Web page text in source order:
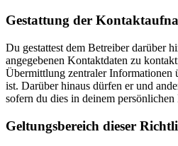
Gestattung der
Du gestattest dem Betreiber darüber
angegebenen Kontaktdaten zu
Übermittlung zentraler Informationen
ist. Darüber hinaus dürfen er und
sofern du dies in deinem persönlichen
Geltungsbereich dieser